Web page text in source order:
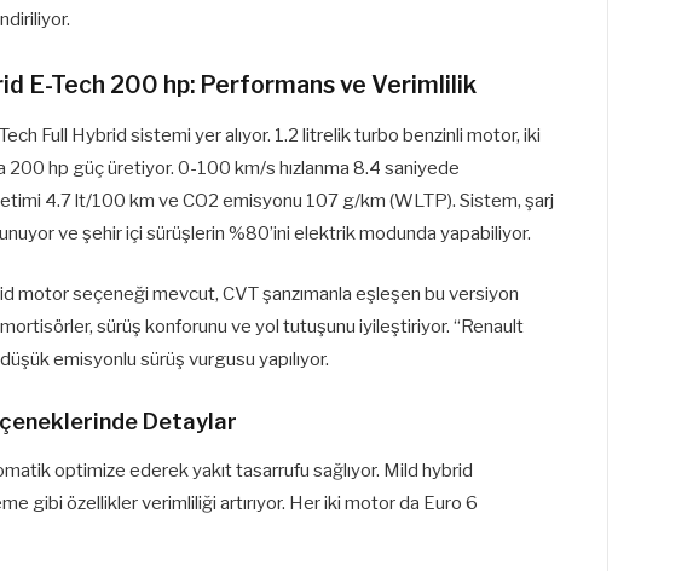
E-Tech 200 hp: Performans ve Verimlilik
Full Hybrid sistemi yer alıyor. 1.2 litrelik turbo benzinli motor, iki
200 hp güç üretiyor. 0-100 km/s hızlanma 8.4 saniyede
4.7 lt/100 km ve CO2 emisyonu 107 g/km (WLTP). Sistem, şarj
ve şehir içi sürüşlerin %80’ini elektrik modunda yapabiliyor.
motor seçeneği mevcut, CVT şanzımanla eşleşen bu versiyon
sürüş konforunu ve yol tutuşunu iyileştiriyor. “Renault
emisyonlu sürüş vurgusu yapılıyor.
Detaylar
optimize ederek yakıt tasarrufu sağlıyor. Mild hybrid
gibi özellikler verimliliği artırıyor. Her iki motor da Euro 6